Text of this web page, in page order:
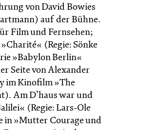
von David Bowies
auf der Bühne.
Film und Fernsehen;
(Regie: Sönke
»Babylon Berlin«
Seite von Alexander
im Kinofilm »The
Am D’haus war und
(Regie: Lars-Ole
in »Mutter Courage und